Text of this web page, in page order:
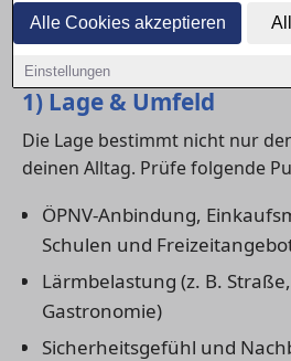
Alle Cookies akzeptieren
Einstellungen
böse Überraschungen und
wirklich zu dir passt.
1) Lage & Umfeld
Die Lage bestimmt nicht nur
deinen Alltag. Prüfe folgende
ÖPNV-Anbindung,
Schulen und
Lärmbelastung (z. B.
Gastronomie)
Sicherheitsgefühl und